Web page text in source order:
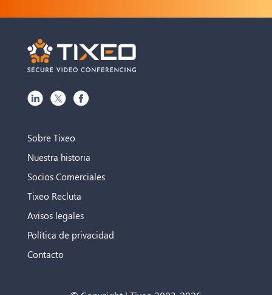
Sobre Tixeo
Nuestra historia
Socios Comerciales
Tixeo Recluta
Avisos legales
Política de privacidad
Contacto